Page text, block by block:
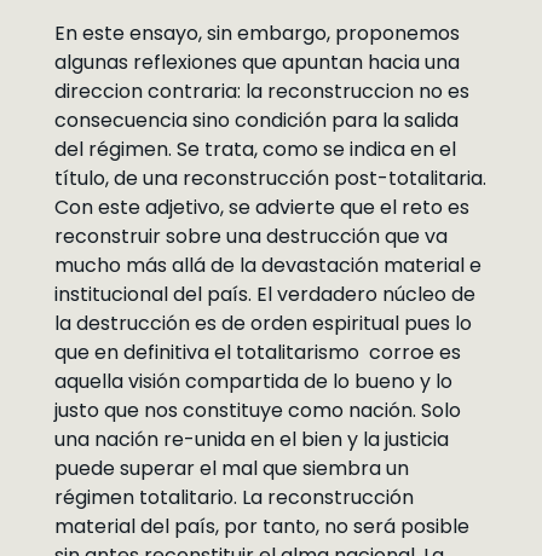
En este ensayo, sin embargo, proponemos
algunas reflexiones que apuntan hacia una
direccion contraria: la reconstruccion no es
consecuencia sino condición para la salida
del régimen. Se trata, como se indica en el
título, de una reconstrucción post-totalitaria.
Con este adjetivo, se advierte que el reto es
reconstruir sobre una destrucción que va
mucho más allá de la devastación material e
institucional del país. El verdadero núcleo de
la destrucción es de orden espiritual pues lo
que en definitiva el totalitarismo corroe es
aquella visión compartida de lo bueno y lo
justo que nos constituye como nación. Solo
una nación re-unida en el bien y la justicia
puede superar el mal que siembra un
régimen totalitario. La reconstrucción
material del país, por tanto, no será posible